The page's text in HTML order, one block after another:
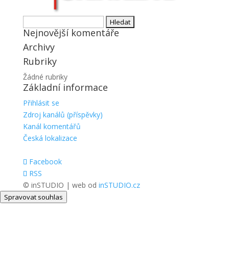
Nejnovější komentáře
Archivy
Rubriky
Žádné rubriky
Základní informace
Přihlásit se
Zdroj kanálů (příspěvky)
Kanál komentářů
Česká lokalizace
Facebook
RSS
© inSTUDIO | web od inSTUDIO.cz
Spravovat souhlas